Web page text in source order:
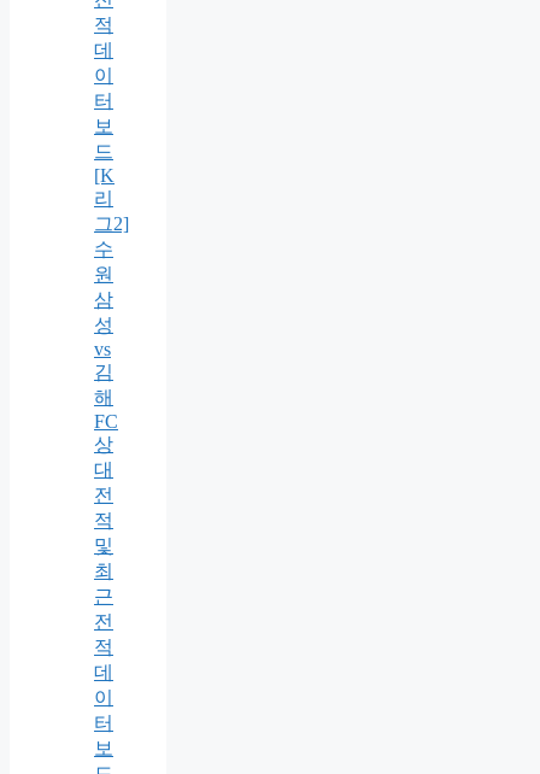
적
데
이
터
보
드
[K
리
그2]
수
원
삼
성
vs
김
해
FC
상
대
전
적
및
최
근
전
적
데
이
터
보